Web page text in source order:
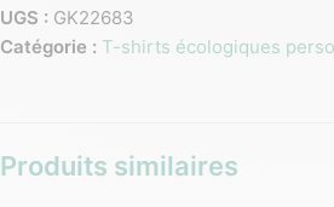
UGS : GK22683
Catégorie : T-shirts écologiques
Produits similaires